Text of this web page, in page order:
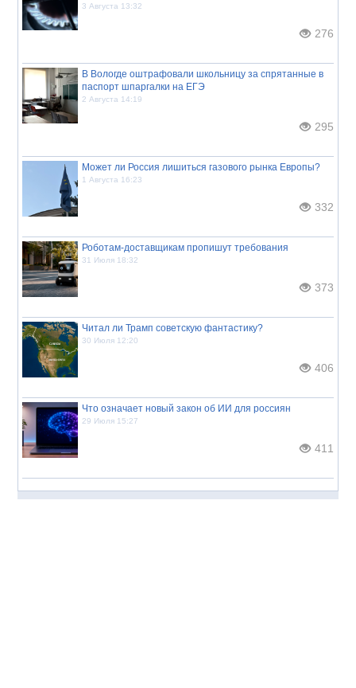
3 Августа 13:32
276
В Вологде оштрафовали школьницу за спрятанные в
паспорт шпаргалки на ЕГЭ
2 Августа 14:19
295
Может ли Россия лишиться газового рынка Европы?
1 Августа 16:23
332
Роботам-доставщикам пропишут требования
31 Июля 18:32
373
Читал ли Трамп советскую фантастику?
30 Июля 12:20
406
Что означает новый закон об ИИ для россиян
29 Июля 15:27
411